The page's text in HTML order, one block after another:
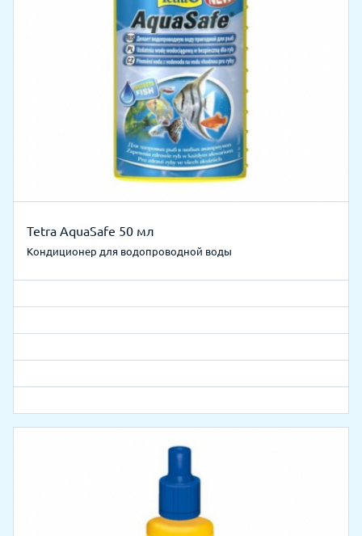
Tetra AquaSafe 50 мл
Кондиционер для водопроводной воды